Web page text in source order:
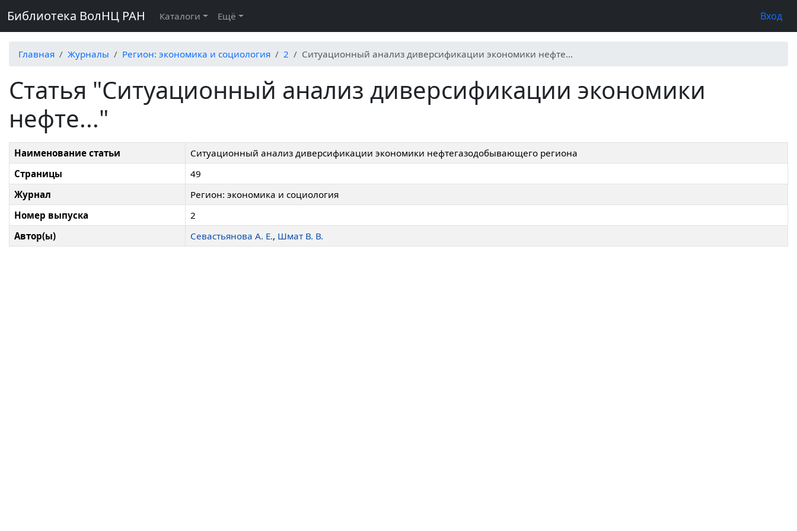
Библиотека ВолНЦ РАН Каталоги Ещё Вход
Главная Журналы Регион: экономика и социология 2 Ситуационный анализ диверсификации экономики нефте...
Статья "Ситуационный анализ диверсификации экономики
нефте..."
Наименование статьи
Ситуационный анализ диверсификации экономики нефтегазодобывающего региона
Страницы
49
Журнал
Регион: экономика и социология
Номер выпуска
2
Автор(ы)
Севастьянова А. Е., Шмат В. В.